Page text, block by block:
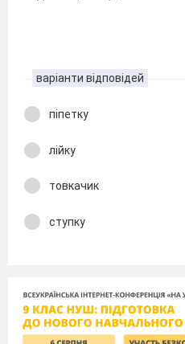
варіанти відповідей
піпетку
лійку
товкачик
ступку